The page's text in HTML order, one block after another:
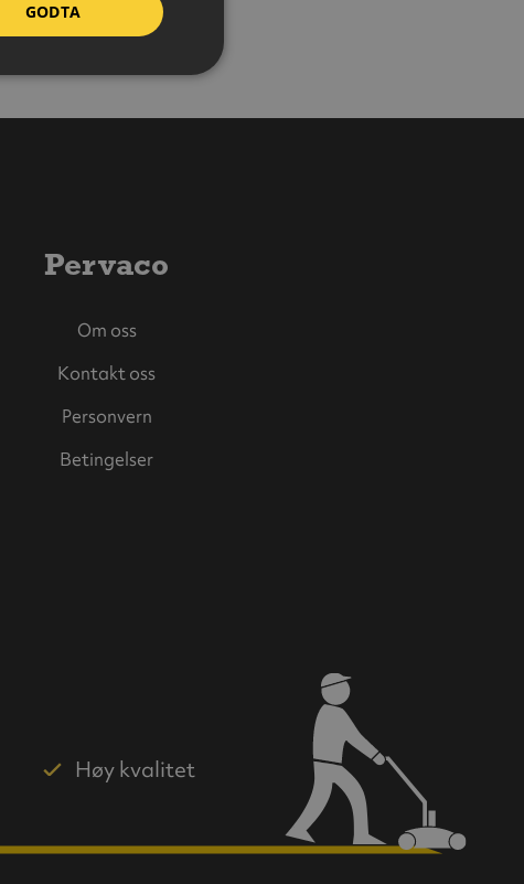
Pervaco
Om oss
Kontakt oss
Personvern
Betingelser
Høy kvalitet
GODTA